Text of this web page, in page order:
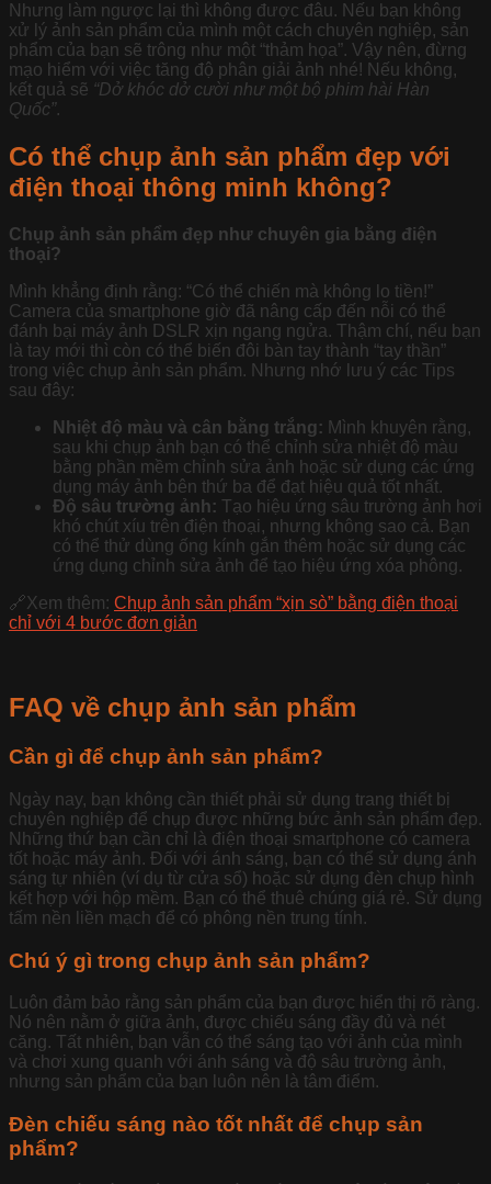
Nhưng làm ngược lại thì không được đâu. Nếu bạn không
xử lý ảnh sản phẩm của mình một cách chuyên nghiệp, sản
phẩm của bạn sẽ trông như một “thảm họa”. Vậy nên, đừng
mạo hiểm với việc tăng độ phân giải ảnh nhé! Nếu không,
kết quả sẽ “Dở khóc dở cười như một bộ phim hài Hàn
Quốc”.
Có thể chụp ảnh sản phẩm đẹp với
điện thoại thông minh không?
Chụp ảnh sản phẩm đẹp như chuyên gia bằng điện
thoại?
Mình khẳng định rằng: “Có thể chiến mà không lo tiền!”
Camera của smartphone giờ đã nâng cấp đến nỗi có thể
đánh bại máy ảnh DSLR xịn ngang ngửa. Thậm chí, nếu bạn
là tay mới thì còn có thể biến đôi bàn tay thành “tay thần”
trong việc chụp ảnh sản phẩm. Nhưng nhớ lưu ý các Tips
sau đây:
Nhiệt độ màu và cân bằng trắng: Mình khuyên rằng,
sau khi chụp ảnh bạn có thể chỉnh sửa nhiệt độ màu
bằng phần mềm chỉnh sửa ảnh hoặc sử dụng các ứng
dụng máy ảnh bên thứ ba để đạt hiệu quả tốt nhất.
Độ sâu trường ảnh: Tạo hiệu ứng sâu trường ảnh hơi
khó chút xíu trên điện thoại, nhưng không sao cả. Bạn
có thể thử dùng ống kính gắn thêm hoặc sử dụng các
ứng dụng chỉnh sửa ảnh để tạo hiệu ứng xóa phông.
🔗Xem thêm: Chụp ảnh sản phẩm “xịn sò” bằng điện thoại
chỉ với 4 bước đơn giản
FAQ về chụp ảnh sản phẩm
Cần gì để chụp ảnh sản phẩm?
Ngày nay, bạn không cần thiết phải sử dụng trang thiết bị
chuyên nghiệp để chụp được những bức ảnh sản phẩm đẹp.
Những thứ bạn cần chỉ là điện thoại smartphone có camera
tốt hoặc máy ảnh. Đối với ánh sáng, bạn có thể sử dụng ánh
sáng tự nhiên (ví dụ từ cửa sổ) hoặc sử dụng đèn chụp hình
kết hợp với hộp mềm. Bạn có thể thuê chúng giá rẻ. Sử dụng
tấm nền liền mạch để có phông nền trung tính.
Chú ý gì trong chụp ảnh sản phẩm?
Luôn đảm bảo rằng sản phẩm của bạn được hiển thị rõ ràng.
Nó nên nằm ở giữa ảnh, được chiếu sáng đầy đủ và nét
căng. Tất nhiên, bạn vẫn có thể sáng tạo với ảnh của mình
và chơi xung quanh với ánh sáng và độ sâu trường ảnh,
nhưng sản phẩm của bạn luôn nên là tâm điểm.
Đèn chiếu sáng nào tốt nhất để chụp sản
phẩm?